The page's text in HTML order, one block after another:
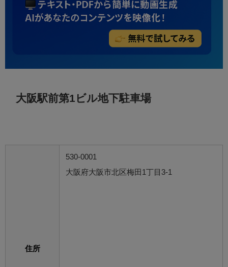
大阪駅前第1ビル地下駐車場
住所
530-0001
大阪府大阪市北区梅田1丁目3-1